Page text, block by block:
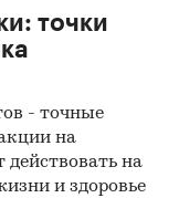
точки
- точные
на
действовать на
и здоровье